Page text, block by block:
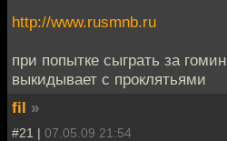
http://www.rusmnb.ru
при попытке сыграть за
выкидывает с проклятьями
fil »
#21 | 07.05.09 21:54